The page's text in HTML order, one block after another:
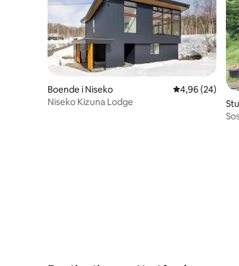
Boende i Niseko 4,96 av 5 i
4,96 (24)
Niseko Kizuna Lodge